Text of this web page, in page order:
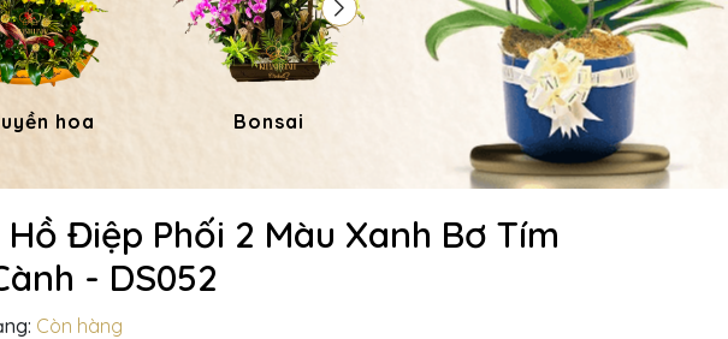
hoa Bonsai Hoa Dâng Phật
Hồ Điệp Phối 2 Màu Xanh Bơ Tím
- DS052
Còn hàng